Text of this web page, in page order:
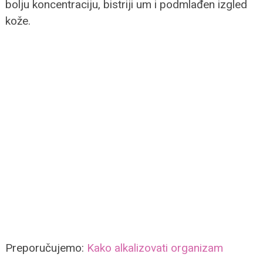
bolju koncentraciju, bistriji um i podmlađen izgled
kože.
Preporučujemo: Kako alkalizovati organizam